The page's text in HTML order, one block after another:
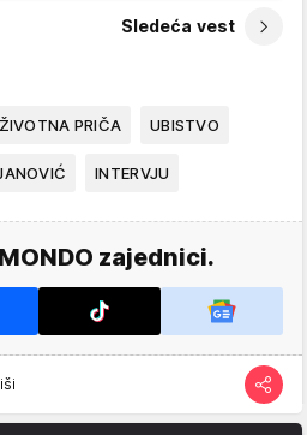
Sledeća vest
ŽIVOTNA PRIČA UBISTVO
INTERVJU
zajednici.